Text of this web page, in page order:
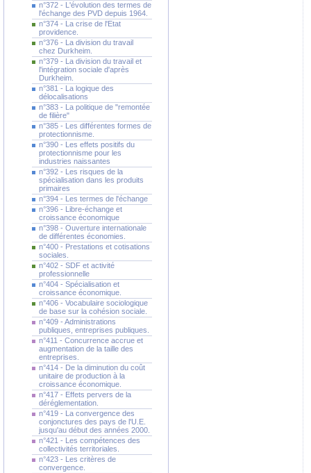
n°372 - L'évolution des termes de
l'échange des PVD depuis 1964.
n°374 - La crise de l'Etat
providence.
n°376 - La division du travail
chez Durkheim.
n°379 - La division du travail et
l'intégration sociale d'après
Durkheim.
n°381 - La logique des
délocalisations
n°383 - La politique de "remontée
de filière"
n°385 - Les différentes formes de
protectionnisme.
n°390 - Les effets positifs du
protectionnisme pour les
industries naissantes
n°392 - Les risques de la
spécialisation dans les produits
primaires
n°394 - Les termes de l'échange
n°396 - Libre-échange et
croissance économique
n°398 - Ouverture internationale
de différentes économies.
n°400 - Prestations et cotisations
sociales.
n°402 - SDF et activité
professionnelle
n°404 - Spécialisation et
croissance économique.
n°406 - Vocabulaire sociologique
de base sur la cohésion sociale.
n°409 - Administrations
publiques, entreprises publiques.
n°411 - Concurrence accrue et
augmentation de la taille des
entreprises.
n°414 - De la diminution du coût
unitaire de production à la
croissance économique.
n°417 - Effets pervers de la
déréglementation.
n°419 - La convergence des
conjonctures des pays de l'U.E.
jusqu'au début des années 2000.
n°421 - Les compétences des
collectivités territoriales.
n°423 - Les critères de
convergence.